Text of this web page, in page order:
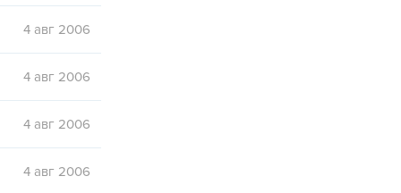
4 авг 2006
4 авг 2006
4 авг 2006
4 авг 2006